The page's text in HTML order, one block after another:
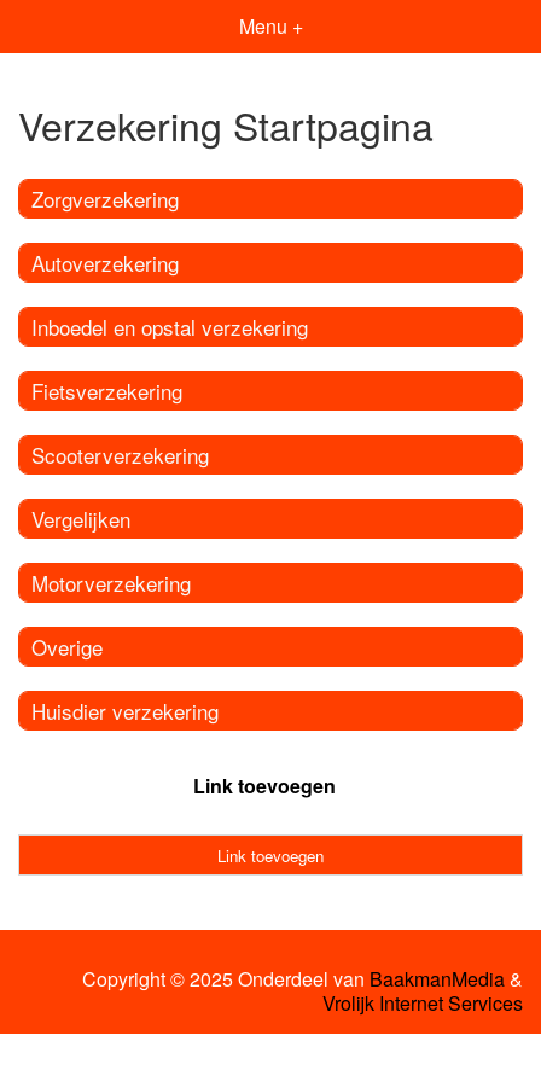
Menu +
Verzekering Startpagina
Zorgverzekering
Autoverzekering
Inboedel en opstal verzekering
Fietsverzekering
Scooterverzekering
Vergelijken
Motorverzekering
Overige
Huisdier verzekering
Link toevoegen
Link toevoegen
Copyright © 2025 Onderdeel van BaakmanMedia&
Vrolijk Internet Services